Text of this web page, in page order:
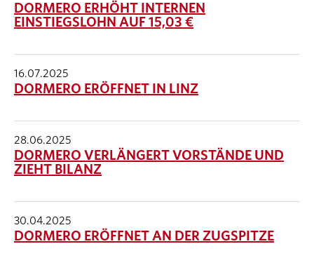
DORMERO ERHÖHT INTERNEN
EINSTIEGSLOHN AUF 15,03 €
16.07.2025
DORMERO ERÖFFNET IN LINZ
28.06.2025
DORMERO VERLÄNGERT VORSTÄNDE UND
ZIEHT BILANZ
30.04.2025
DORMERO ERÖFFNET AN DER ZUGSPITZE